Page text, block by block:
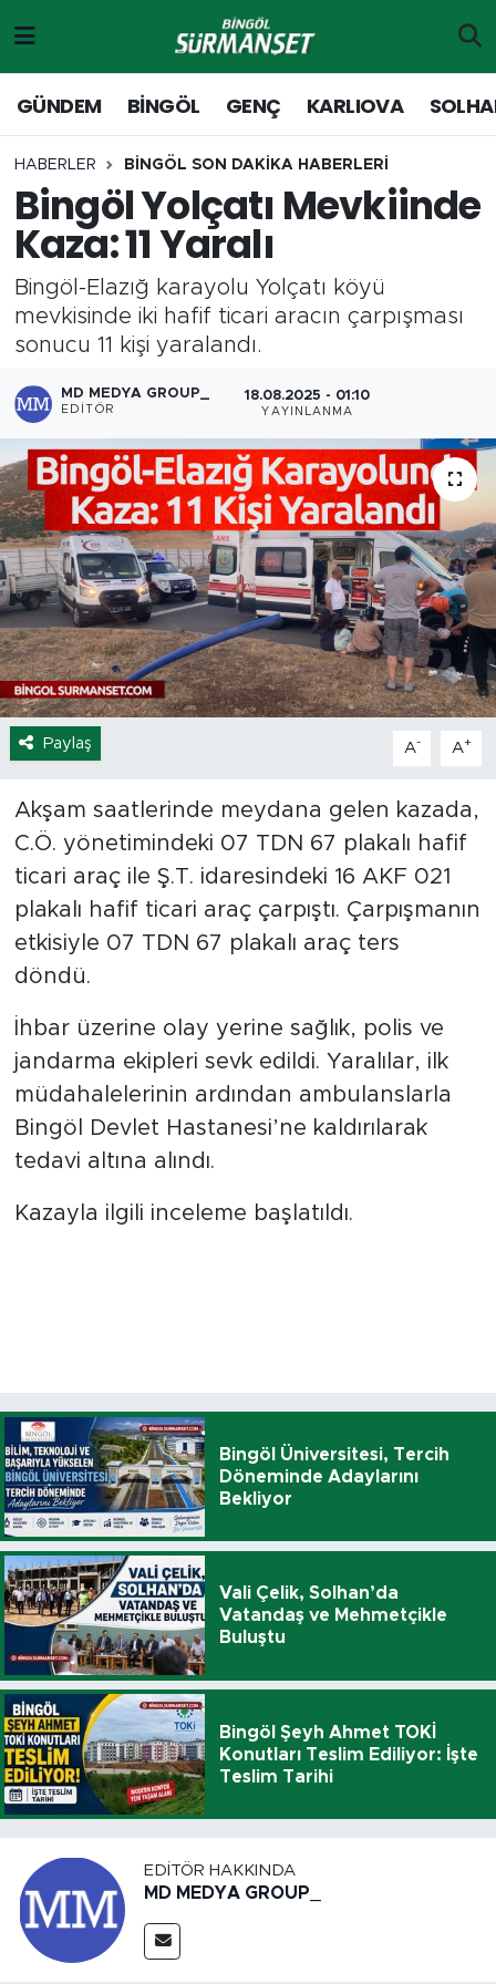
GÜNDEM BİNGÖL GENÇ KARLIOVA
HABERLER BİNGÖL SON DAKİKA HABERLERİ
Bingöl Yolçatı Mevkiinde
Kaza: 11 Yaralı
Bingöl-Elazığ karayolu Yolçatı köyü
mevkisinde iki hafif ticari aracın çarpışması
sonucu 11 kişi yaralandı.
MD MEDYA GROUP_
EDITÖR
18.08.2025 - 01:10
YAYINLANMA
Paylaş A- A+
Akşam saatlerinde meydana gelen kazada,
C.Ö. yönetimindeki 07 TDN 67 plakalı hafif
ticari araç ile Ş.T. idaresindeki 16 AKF 021
plakalı hafif ticari araç çarpıştı. Çarpışmanın
etkisiyle 07 TDN 67 plakalı araç ters
döndü.
İhbar üzerine olay yerine sağlık, polis ve
jandarma ekipleri sevk edildi. Yaralılar, ilk
müdahalelerinin ardından ambulanslarla
Bingöl Devlet Hastanesi’ne kaldırılarak
tedavi altına alındı.
Kazayla ilgili inceleme başlatıldı.
Bingöl Üniversitesi, Tercih
Döneminde Adaylarını
Bekliyor
Vali Çelik, Solhan’da
Vatandaş ve Mehmetçikle
Buluştu
Bingöl Şeyh Ahmet TOKİ
Konutları Teslim Ediliyor: İşte
Teslim Tarihi
EDITÖR HAKKINDA
MD MEDYA GROUP_
Genç
Solhan
Karlıova
Adaklı-Kiğı
Siyaset
Spor
Yaşam
Sağlık
Eğitim
Ekonomi
Hava Durumu
Tavz Der
Bingöl Kaza Haberleri
Merkez Hava Durumu
Merkez Trafik Yoğunluk Haritası
Süper Lig Puan Durumu ve Fikstür
Tüm Manşetler